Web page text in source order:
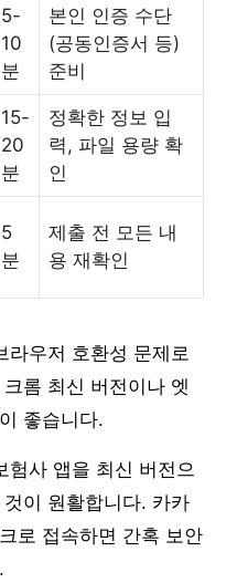
5-
10
분
본인 인증 수단
(공동인증서 등)
준비
15-
20
분
정확한 정보 입
력, 파일 용량 확
인
5
분
제출 전 모든 내
용 재확인
라우저 호환성 문제로
롬 최신 버전이나 엣
좋습니다.
험사 앱을 최신 버전으
이 원활합니다. 카카
로 접속하면 간혹 보안